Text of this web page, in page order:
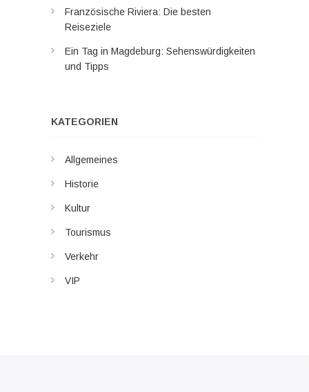
Französische Riviera: Die besten
Reiseziele
Ein Tag in Magdeburg: Sehenswürdigkeiten
und Tipps
KATEGORIEN
Allgemeines
Historie
Kultur
Tourismus
Verkehr
VIP